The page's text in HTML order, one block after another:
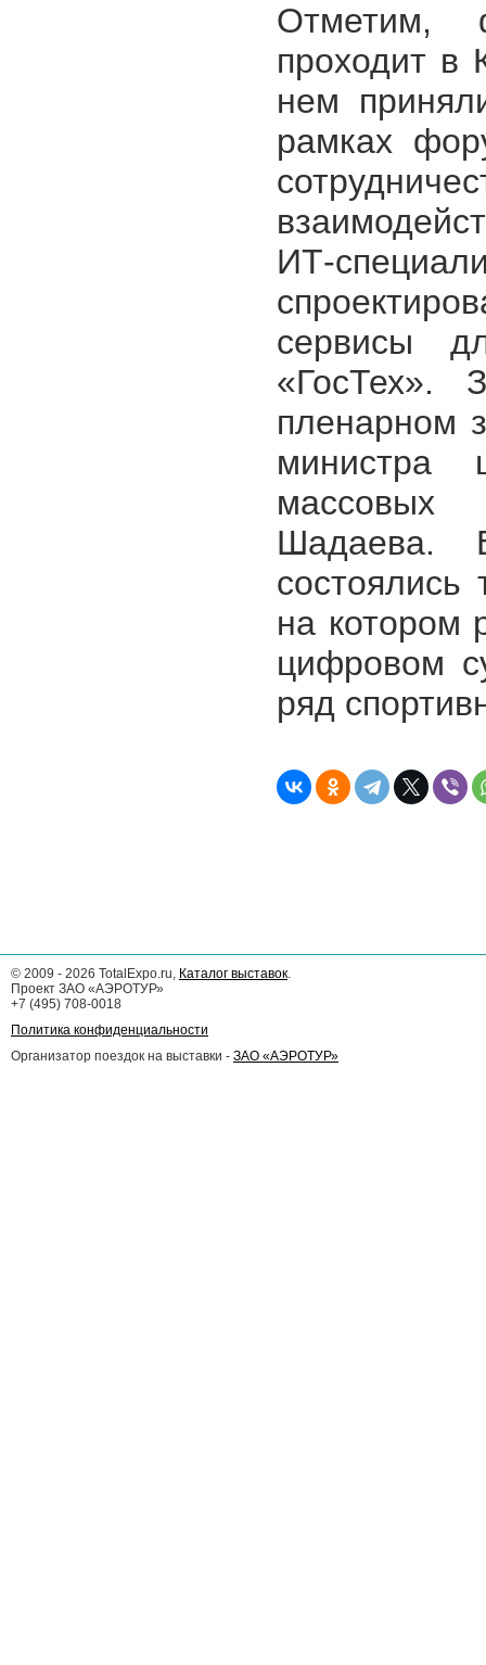
Отметим,
проходит в
нем
рамках
ИТ-
сервисы
«ГосТех».
пленарном
министра
Шадаева.
на котором
цифровом
ряд
© 2009 - 2026 TotalExpo.ru, Каталог выставок.
Проект ЗАО «АЭРОТУР»
+7 (495) 708-0018
Политика конфиденциальности
Организатор поездок на выставки - ЗАО «АЭРОТУР»